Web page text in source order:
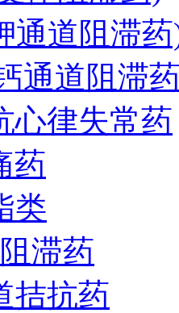
通道阻滞
通道阻滞
心律失常药
药
类
滞药
拮抗药